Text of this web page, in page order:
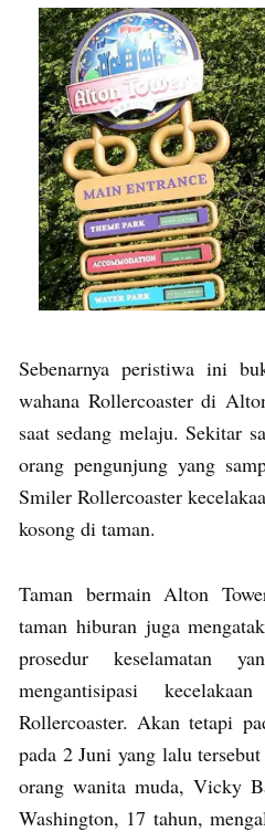
Sebenarnya peristiwa ini
wahana Rollercoaster di
saat sedang melaju. Sekitar
orang pengunjung yang
Smiler Rollercoaster
kosong di taman.
Taman bermain Alton
taman hiburan juga
prosedur keselamatan
mengantisipasi
Rollercoaster. Akan tetapi
pada 2 Juni yang lalu
orang wanita muda, Vicky
Washington, 17 tahun,